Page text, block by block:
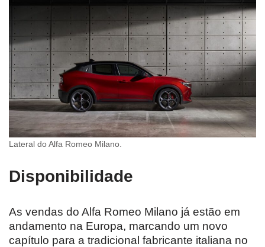
Lateral do Alfa Romeo Milano.
Disponibilidade
As vendas do Alfa Romeo Milano já estão em
andamento na Europa, marcando um novo
capítulo para a tradicional fabricante italiana no